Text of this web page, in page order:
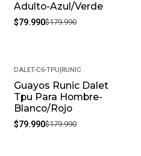
Adulto-Azul/Verde
$79.990$179.990
-56%
DALET-C6-TPU RUNIC
Guayos Runic Dalet
Tpu Para Hombre-
Blanco/Rojo
$79.990$179.990